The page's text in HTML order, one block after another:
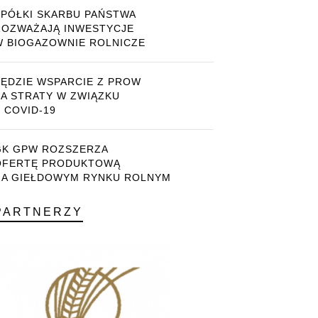
SKARBU PAŃSTWA
INWESTYCJE
BIOGAZOWNIE ROLNICZE
WSPARCIE Z PROW
STRATY W ZWIĄZKU
COVID-19
GPW ROZSZERZA
PRODUKTOWĄ
GIEŁDOWYM RYNKU ROLNYM